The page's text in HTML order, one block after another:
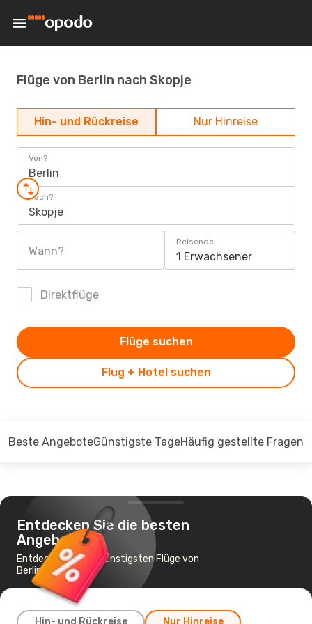
Flüge von Berlin nach Skopje
Hin- und Rückreise Nur Hinreise
Von?
Berlin
Nach?
Skopje
Wann?
Reisende
1 Erwachsener
Direktflüge
Flug + Hotel suchen
Flüge suchen
Beste AngeboteGünstigste TageHäufig gestellte Fragen
Entdecken Sie die besten
Angebote
Entdecken Sie die günstigsten Flüge von
Berlin nach Skopje
Hin- und Rückreise Nur Hinreise